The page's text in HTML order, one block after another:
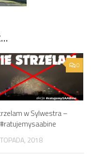
0
w Sylwestra –
2018